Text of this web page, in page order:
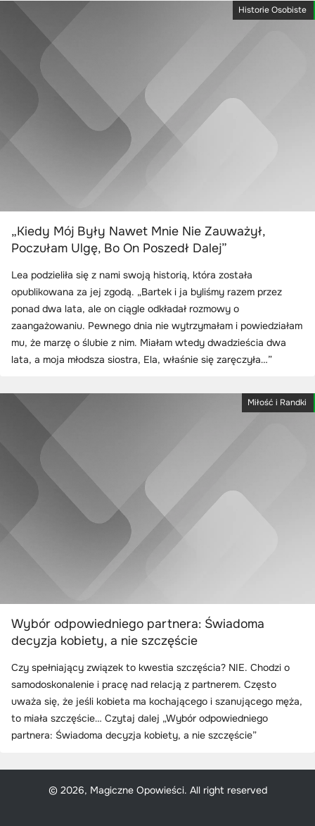
Historie Osobiste
„Kiedy Mój Były Nawet Mnie Nie Zauważył,
Poczułam Ulgę, Bo On Poszedł Dalej”
Lea podzieliła się z nami swoją historią, która została
opublikowana za jej zgodą. „Bartek i ja byliśmy razem przez
ponad dwa lata, ale on ciągle odkładał rozmowy o
zaangażowaniu. Pewnego dnia nie wytrzymałam i powiedziałam
mu, że marzę o ślubie z nim. Miałam wtedy dwadzieścia dwa
lata, a moja młodsza siostra, Ela, właśnie się zaręczyła…”
Miłość i Randki
Wybór odpowiedniego partnera: Świadoma
decyzja kobiety, a nie szczęście
Czy spełniający związek to kwestia szczęścia? NIE. Chodzi o
samodoskonalenie i pracę nad relacją z partnerem. Często
uważa się, że jeśli kobieta ma kochającego i szanującego męża,
to miała szczęście… Czytaj dalej „Wybór odpowiedniego
partnera: Świadoma decyzja kobiety, a nie szczęście”
© 2026, Magiczne Opowieści. All right reserved